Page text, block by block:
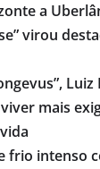
a
virou
mais
frio intenso